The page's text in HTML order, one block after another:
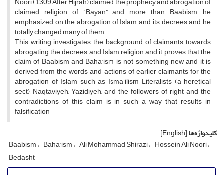
claimed religion of “Bayan” and more than Baabism, he
emphasized on the abrogation of Islam and its decrees and he
totally changed many of them.
This writing investigates the background of claimants towards
abrogating the decrees and Islam religion and it proves that the
claim of Baabism and Baha’ism is not something new and it is
derived from the words and actions of earlier claimants for the
abrogation of Islam such as Isma’ilism, Literalists (a heretical
sect), Naqtaviyeh, Yazidiyeh, and the followers of right and the
contradictions of this claim is in such a way that results in
falsification
کلیدواژه‌ها[English]
Baabism Baha’ism Ali Mohammad Shirazi Hossein Ali Noori
Bedasht